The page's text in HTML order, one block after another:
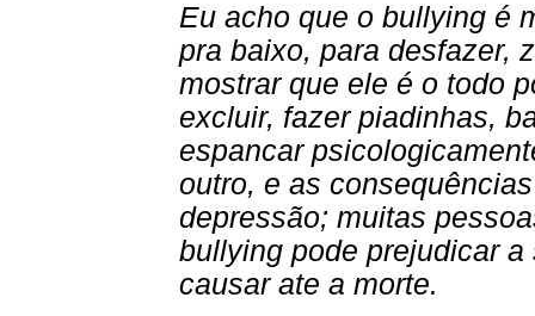
Eu acho que o bullying é
pra baixo, para desfazer,
mostrar que ele é o todo
excluir, fazer piadinhas,
espancar
outro, e as
depressão; muitas
bullying pode prejudicar
causar ate a morte.